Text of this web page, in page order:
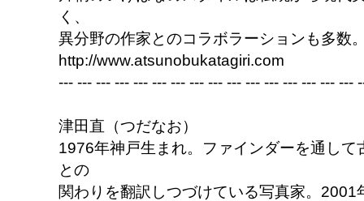
く、
異分野の作家とのコラボラーションも多数
http://www.atsunobukatagiri.com
--- --- --- --- --- --- --- --- --- --- --- --- --- --- --- ---
津田直（つだなお）
1976年神戸生まれ。ファインダーを通し
との
関わりを翻訳しつづけている写真家。